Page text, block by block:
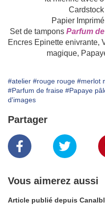
Papier
Set de tampons Parfum
Encres Epinette enivrante,
magique,
#atelier #rouge rouge #merlot
#Parfum de fraise #Papaye
d'images
Partager
Vous aimerez aussi
Article publié depuis